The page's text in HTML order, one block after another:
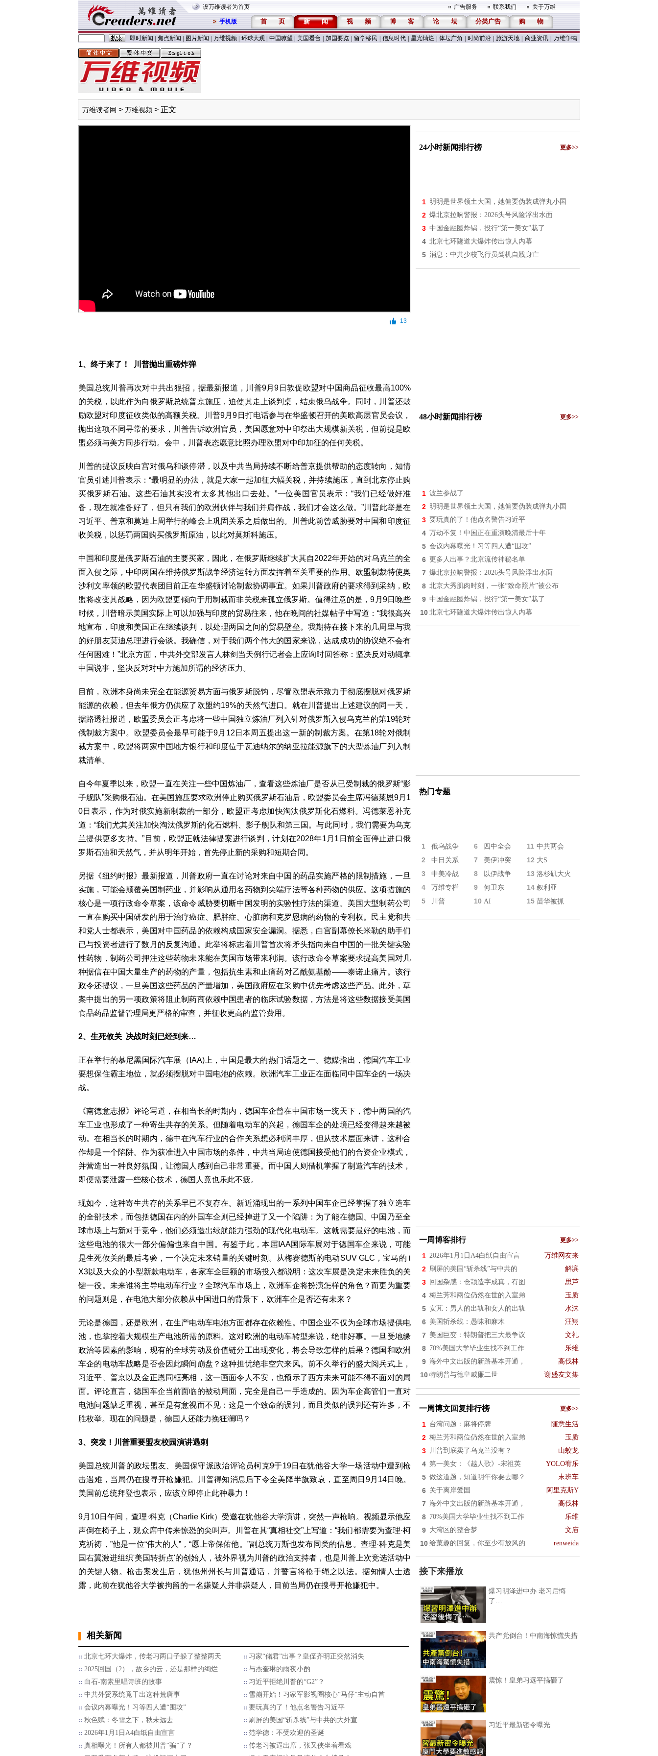
设万维读者为首页 广告服务 联系我们 关于万维
手机版 首 页 新 闻 视 频 博 客 论 坛 分类广告 购 物
即时新闻 焦点新闻 图片新闻 万维视频 环球大观 中国嘹望 美国看台 加国要览 留学移民 信息时代 星光灿烂 体坛广角 时尚前沿 旅游天地 商业资讯 万维争鸣
万维读者网 > 万维视频 > 正文
13
1、终于来了！ 川普抛出重磅炸弹
美国总统川普再次对中共出狠招，据最新报道，川普9月9日敦促欧盟对中国商品征收最高100%
的关税，以此作为向俄罗斯总统普京施压，迫使其走上谈判桌，结束俄乌战争。同时，川普还鼓
励欧盟对印度征收类似的高额关税。川普9月9日打电话参与在华盛顿召开的美欧高层官员会议，
抛出这项不同寻常的要求，川普告诉欧洲官员，美国愿意对中印祭出大规模新关税，但前提是欧
盟必须与美方同步行动。会中，川普表态愿意比照办理欧盟对中印加征的任何关税。
川普的提议反映白宫对俄乌和谈停滞，以及中共当局持续不断给普京提供帮助的态度转向，知情
官员引述川普表示：“最明显的办法，就是大家一起加征大幅关税，并持续施压，直到北京停止购
买俄罗斯石油。这些石油其实没有太多其他出口去处。”一位美国官员表示：“我们已经做好准
备，现在就准备好了，但只有我们的欧洲伙伴与我们并肩作战，我们才会这么做。”川普此举是在
习近平、普京和莫迪上周举行的峰会上巩固关系之后做出的。川普此前曾威胁要对中国和印度征
收关税，以惩罚两国购买俄罗斯原油，以此对莫斯科施压。
中国和印度是俄罗斯石油的主要买家，因此，在俄罗斯继续扩大其自2022年开始的对乌克兰的全
面入侵之际，中印两国在维持俄罗斯战争经济运转方面发挥着至关重要的作用。欧盟制裁特使奥
沙利文率领的欧盟代表团目前正在华盛顿讨论制裁协调事宜。如果川普政府的要求得到采纳，欧
盟将改变其战略，因为欧盟更倾向于用制裁而非关税来孤立俄罗斯。值得注意的是，9月9日晚些
时候，川普暗示美国实际上可以加强与印度的贸易往来，他在晚间的社媒帖子中写道：“我很高兴
地宣布，印度和美国正在继续谈判，以处理两国之间的贸易壁垒。我期待在接下来的几周里与我
的好朋友莫迪总理进行会谈。我确信，对于我们两个伟大的国家来说，达成成功的协议绝不会有
任何困难！”北京方面，中共外交部发言人林剑当天例行记者会上应询时回答称：坚决反对动辄拿
中国说事，坚决反对对中方施加所谓的经济压力。
目前，欧洲本身尚未完全在能源贸易方面与俄罗斯脱钩，尽管欧盟表示致力于彻底摆脱对俄罗斯
能源的依赖，但去年俄方仍供应了欧盟约19%的天然气进口。就在川普提出上述建议的同一天，
据路透社报道，欧盟委员会正考虑将一些中国独立炼油厂列入针对俄罗斯入侵乌克兰的第19轮对
俄制裁方案中。欧盟委员会最早可能于9月12日本周五提出这一新的制裁方案。在第18轮对俄制
裁方案中，欧盟将两家中国地方银行和印度位于瓦迪纳尔的纳亚拉能源旗下的大型炼油厂列入制
裁清单。
自今年夏季以来，欧盟一直在关注一些中国炼油厂，查看这些炼油厂是否从已受制裁的俄罗斯“影
子舰队”采购俄石油。在美国施压要求欧洲停止购买俄罗斯石油后，欧盟委员会主席冯德莱恩9月1
0日表示，作为对俄实施新制裁的一部分，欧盟正考虑加快淘汰俄罗斯化石燃料。冯德莱恩补充
道：“我们尤其关注加快淘汰俄罗斯的化石燃料、影子舰队和第三国。与此同时，我们需要为乌克
兰提供更多支持。”目前，欧盟正就法律提案进行谈判，计划在2028年1月1日前全面停止进口俄
罗斯石油和天然气，并从明年开始，首先停止新的采购和短期合同。
另据《纽约时报》最新报道，川普政府一直在讨论对来自中国的药品实施严格的限制措施，一旦
实施，可能会颠覆美国制药业，并影响从通用名药物到尖端疗法等各种药物的供应。这项措施的
核心是一项行政命令草案，该命令威胁要切断中国发明的实验性疗法的渠道。美国大型制药公司
一直在购买中国研发的用于治疗癌症、肥胖症、心脏病和克罗恩病的药物的专利权。民主党和共
和党人士都表示，美国对中国药品的依赖构成国家安全漏洞。据悉，白宫副幕僚长米勒的助手们
已与投资者进行了数月的反复沟通。此举将标志着川普首次将矛头指向来自中国的一批关键实验
性药物，制药公司押注这些药物未来能在美国市场带来利润。该行政命令草案要求提高美国对几
种据信在中国大量生产的药物的产量，包括抗生素和止痛药对乙酰氨基酚——泰诺止痛片。该行
政令还提议，一旦美国这些药品的产量增加，美国政府应在采购中优先考虑这些产品。此外，草
案中提出的另一项政策将阻止制药商依赖中国患者的临床试验数据，方法是将这些数据接受美国
食品药品监督管理局更严格的审查，并征收更高的监管费用。
2、生死攸关 决战时刻已经到来…
正在举行的慕尼黑国际汽车展（IAA)上，中国是最大的热门话题之一。德媒指出，德国汽车工业
要想保住霸主地位，就必须摆脱对中国电池的依赖。欧洲汽车工业正在面临同中国车企的一场决
战。
《南德意志报》评论写道，在相当长的时期内，德国车企曾在中国市场一统天下，德中两国的汽
车工业也形成了一种寄生共存的关系。但随着电动车的兴起，德国车企的处境已经变得越来越被
动。在相当长的时期内，德中在汽车行业的合作关系想必利润丰厚，但从技术层面来讲，这种合
作却是一个陷阱。作为获准进入中国市场的条件，中共当局迫使德国接受他们的合资企业模式，
并营造出一种良好氛围，让德国人感到自己非常重要。而中国人则借机掌握了制造汽车的技术，
即便需要泄露一些核心技术，德国人竟也乐此不疲。
现如今，这种寄生共存的关系早已不复存在。新近涌现出的一系列中国车企已经掌握了独立造车
的全部技术，而包括德国在内的外国车企则已经掉进了又一个陷阱：为了能在德国、中国乃至全
球市场上与新对手竞争，他们必须造出续航能力强劲的现代化电动车。这就需要最好的电池，而
这些电池的很大一部分偏偏也来自中国。有鉴于此，本届IAA国际车展对于德国车企来说，可能
是生死攸关的最后考验，一个决定未来销量的关键时刻。从梅赛德斯的电动SUV GLC，宝马的 i
X3以及大众的小型新款电动车，各家车企巨额的市场投入都说明：这次车展是决定未来胜负的关
键一役。未来谁将主导电动车行业？全球汽车市场上，欧洲车企将扮演怎样的角色？而更为重要
的问题则是，在电池大部分依赖从中国进口的背景下，欧洲车企是否还有未来？
无论是德国，还是欧洲，在生产电动车电池方面都存在依赖性。中国企业不仅为全球市场提供电
池，也掌控着大规模生产电池所需的原料。这对欧洲的电动车转型来说，绝非好事。一旦受地缘
政治等因素的影响，现有的全球劳动及价值链分工出现变化，将会导致怎样的后果？德国和欧洲
车企的电动车战略是否会因此瞬间崩盘？这种担忧绝非空穴来风。前不久举行的盛大阅兵式上，
习近平、普京以及金正恩同框亮相，这一画面令人不安，也预示了西方未来可能不得不面对的局
面。评论直言，德国车企当前面临的被动局面，完全是自己一手造成的。因为车企高管们一直对
电池问题缺乏重视，甚至是有意视而不见：这是一个致命的误判，而且类似的误判还有许多，不
胜枚举。现在的问题是，德国人还能力挽狂澜吗？
3、突发！川普重要盟友校园演讲遇刺
美国总统川普的政坛盟友、美国保守派政治评论员柯克9于19日在犹他谷大学一场活动中遭到枪
击遇难，当局仍在搜寻开枪嫌犯。川普得知消息后下令全美降半旗致哀，直至周日9月14日晚。
美国前总统拜登也表示，应该立即停止此种暴力！
9月10日午间，查理·科克（Charlie Kirk）受邀在犹他谷大学演讲，突然一声枪响。视频显示他应
声倒在椅子上，观众席中传来惊恐的尖叫声。川普在其“真相社交”上写道：“我们都需要为查理·柯
克祈祷，”他是一位“伟大的人”，“愿上帝保佑他。”副总统万斯也发布同类的信息。查理·科克是美
国右翼激进组织'美国转折点'的创始人，被外界视为川普的政治支持者，也是川普上次竞选活动中
的关键人物。枪击案发生后，犹他州州长与川普通话，并誓言将枪手绳之以法。据知情人士透
露，此前在犹他谷大学被拘留的一名嫌疑人并非嫌疑人，目前当局仍在搜寻开枪嫌犯中。
相关新闻
北京七环大爆炸，传老习两口子躲了整整两天
习家“储君”出事？皇侄齐明正突然消失
2025回国（2），故乡的云，还是那样的绚烂
与杰奎琳的雨夜小酌
白石-南素里唱诗班的故事
习近平拒绝川普的“G2”？
中共外贸系统竟干出这种荒唐事
雪崩开始！习家军影视圈核心“马仔”主动自首
会议内幕曝光！习等四人遭“围攻”
要玩真的了！他点名警告习近平
秋色赋：冬雪之下，秋未远去
刷屏的美国“斩杀线”与中共的大外宣
2026年1月1日A4白纸自由宣言
范学德：不受欢迎的圣诞
真相曝光！所有人都被川普“骗”了？
传老习被逼出席，张又侠坐着看戏
24小时新闻排行榜 更多>>
1 明明是世界领土大国，她偏要伪装成弹丸小国
2 爆北京拉响警报：2026头号风险浮出水面
3 中国金融圈炸锅，投行“第一美女”栽了
4 北京七环隧道大爆炸传出惊人内幕
5 消息：中共少校飞行员驾机自戕身亡
48小时新闻排行榜 更多>>
1 波兰参战了
2 明明是世界领土大国，她偏要伪装成弹丸小国
3 要玩真的了！他点名警告习近平
4 万劫不复！中国正在重演晚清最后十年
5 会议内幕曝光！习等四人遭“围攻”
6 更多人出事？北京流传神秘名单
7 爆北京拉响警报：2026头号风险浮出水面
8 北京大秀肌肉时刻，一张“致命照片”被公布
9 中国金融圈炸锅，投行“第一美女”栽了
10 北京七环隧道大爆炸传出惊人内幕
热门专题
1 俄乌战争 6 四中全会 11 中共两会
2 中日关系 7 美伊冲突 12 大S
3 中美冷战 8 以伊战争 13 洛杉矶大火
4 万维专栏 9 何卫东 14 叙利亚
5 川普 10 AI 15 苗华被抓
一周博客排行 更多>>
1 2026年1月1日A4白纸自由宣言 万维网友来
2 刷屏的美国“斩杀线”与中共的 解滨
3 回国杂感：仓颉造字成真，有图 思芦
4 梅兰芳和兩位仍然在世的入室弟 玉质
5 安芃：男人的出轨和女人的出轨 水沫
6 美国斩杀线：愚昧和麻木 汪翔
7 美国巨变：特朗普把三大最争议 文礼
8 70%美国大学毕业生找不到工作 乐维
9 海外中文出版的新路基本开通， 高伐林
10 特朗普与德皇威廉二世 谢盛友文集
一周博文回复排行榜 更多>>
1 台湾问题：麻将停牌 随意生活
2 梅兰芳和兩位仍然在世的入室弟 玉质
3 川普到底卖了乌克兰没有？ 山蛟龙
4 第一美女：《越人歌》-宋祖英 YOLO宥乐
5 做这道题，知道明年你要去哪？ 末班车
6 关于离岸爱国 阿里克斯Y
7 海外中文出版的新路基本开通， 高伐林
8 70%美国大学毕业生找不到工作 乐维
9 大湾区的整合梦 文庙
10 给菓趣的回复，你至少有放风的 renweida
接下来播放
爆习明泽进中办 老习后悔
了…
共产党倒台！中南海惊慌失措
震惊！皇弟习远平搞砸了
习近平最新密令曝光